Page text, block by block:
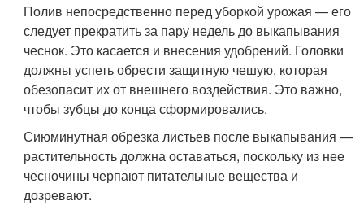
Полив непосредственно перед уборкой урожая — его
следует прекратить за пару недель до выкапывания
чеснок. Это касается и внесения удобрений. Головки
должны успеть обрести защитную чешую, которая
обезопасит их от внешнего воздействия. Это важно,
чтобы зубцы до конца сформировались.
Сиюминутная обрезка листьев после выкапывания —
растительность должна оставаться, поскольку из нее
чесночины черпают питательные вещества и
дозревают.